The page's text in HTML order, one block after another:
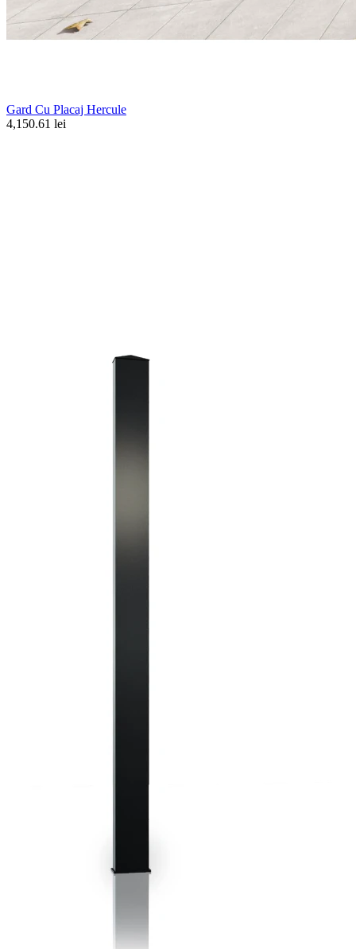
Gard Cu Placaj Hercule
4,150.61 lei